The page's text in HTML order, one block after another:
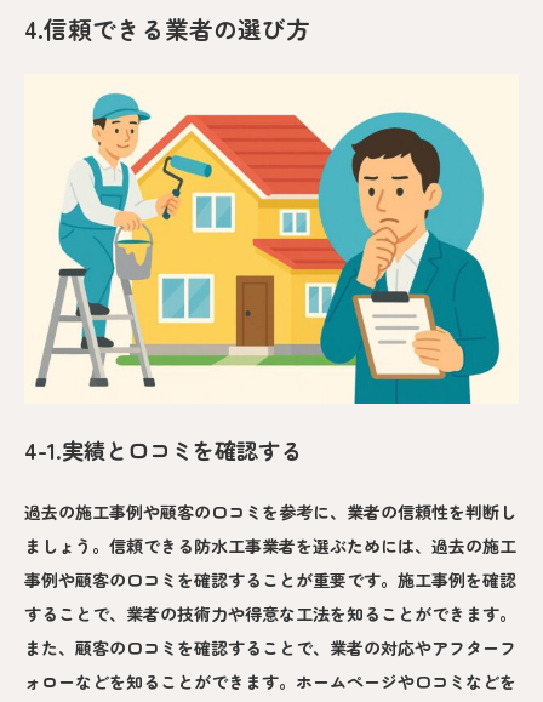
4.信頼できる業者の選び方
4-1.実績と口コミを確認する
過去の施工事例や顧客の口コミを参考に、業者の信頼性を判断し
ましょう。信頼できる防水工事業者を選ぶためには、過去の施工
事例や顧客の口コミを確認することが重要です。施工事例を確認
することで、業者の技術力や得意な工法を知ることができます。
また、顧客の口コミを確認することで、業者の対応やアフターフ
ォローなどを知ることができます。ホームページや口コミなどを